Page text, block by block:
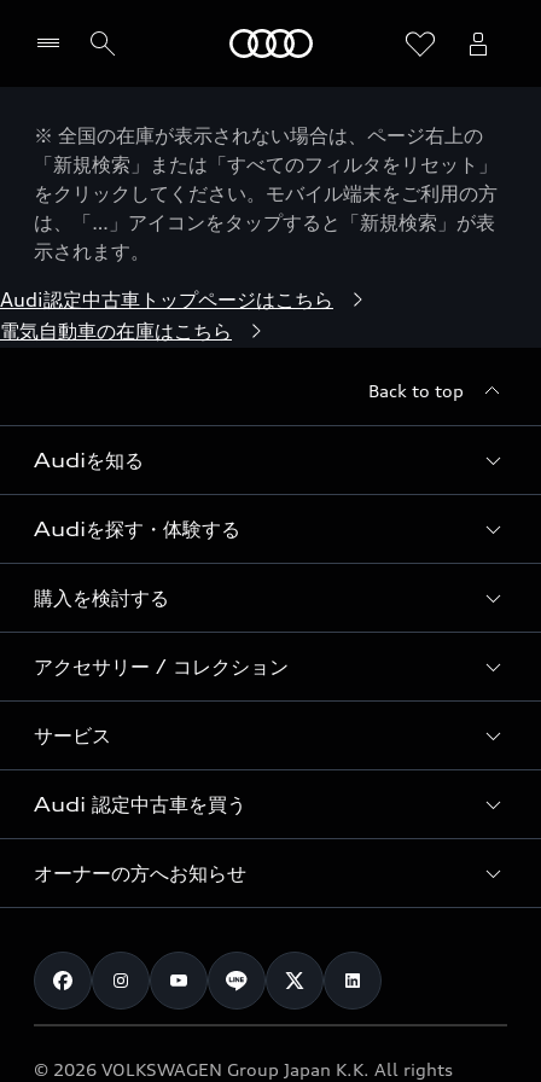
※ 全国の在庫が表示されない場合は、ページ右上の
「新規検索」または「すべてのフィルタをリセット」
をクリックしてください。モバイル端末をご利用の方
は、「…」アイコンをタップすると「新規検索」が表
示されます。
Audi認定中古車トップページはこちら
電気自動車の在庫はこちら
Back to top
Audiを知る
Audi ブランド
Story of Progress
Audi Sport
Formula 1®
デジタルサービス
Audiを探す・体験する
ディーラー検索
新車在庫検索
試乗車・展示車検索
見積もり依頼
試乗予約
購入を検討する
モデル一覧
特別仕様モデル / 限定モデル
e-tronラインアップ
価格シミュレーション
車両比較
カタログ一覧
アクセサリー / コレクション
純正アクセサリー
オンラインショップ
Audi collection
アウディナビアプリ
サービス
サービス入庫予約
サービスプログラム
メンテナンス
車検 / 定期点検
e-tronアフターサポート
Audi 認定中古車を買う
Audi認定中古車
クオリティ
保証
メンテナンス
オーナーの方へお知らせ
お知らせ
オーナー様向けキャンペーン
© 2026 VOLKSWAGEN Group Japan K.K. All rights